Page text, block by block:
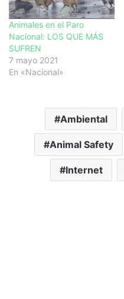
Animales en el Paro
Nacional: LOS QUE MÁS
SUFREN
7 mayo 2021
En «Nacional»
Ambiental
Animal Safety
Internet